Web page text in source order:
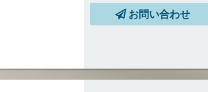
お問い合わせ